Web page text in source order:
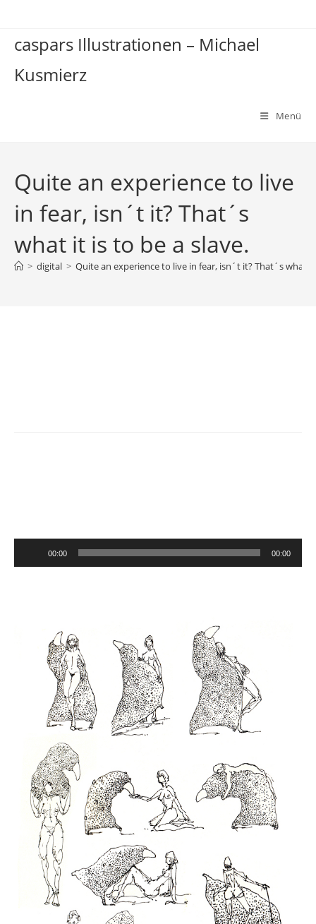
springen
caspars Illustrationen – Michael
Kusmierz
Menü
Quite an experience to live
in fear, isn´t it? That´s
what it is to be a slave.
> digital > Quite an experience to live in fear, isn´t it? That´s what it
Player
00:00 00:00